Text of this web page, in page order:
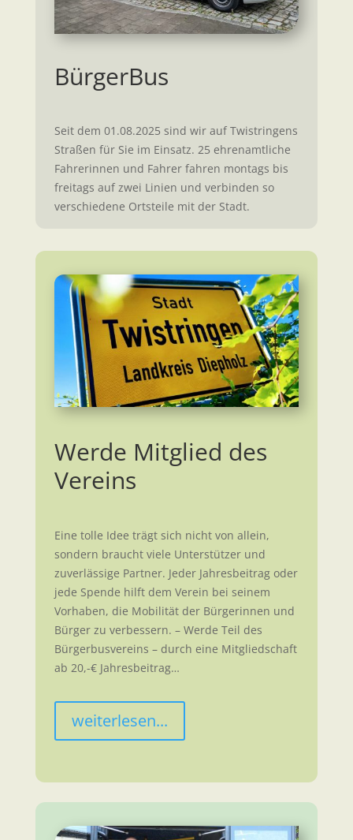
BürgerBus
Seit dem 01.08.2025 sind wir auf Twistringens
Straßen für Sie im Einsatz. 25 ehrenamtliche
Fahrerinnen und Fahrer fahren montags bis
freitags auf zwei Linien und verbinden so
verschiedene Ortsteile mit der Stadt.
Werde Mitglied des
Vereins
Eine tolle Idee trägt sich nicht von allein,
sondern braucht viele Unterstützer und
zuverlässige Partner. Jeder Jahresbeitrag oder
jede Spende hilft dem Verein bei seinem
Vorhaben, die Mobilität der Bürgerinnen und
Bürger zu verbessern. – Werde Teil des
Bürgerbusvereins – durch eine Mitgliedschaft
ab 20,-€ Jahresbeitrag…
weiterlesen...